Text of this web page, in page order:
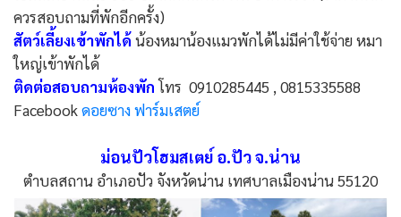
ควรสอบถามที่พักอีกครั้ง)
สัตว์เลี้ยงเข้าพักได้น้องหมาน้องแมวพักได้ไม่มีค่าใช้จ่าย หมา
ใหญ่เข้าพักได้
ติดต่อสอบถามห้องพักโทร 0910285445 , 0815335588
Facebookดอยซาง ฟาร์มเสตย์
ม่อนปัวโฮมสเตย์ อ.ปัว จ.น่าน
ตำบลสถาน อำเภอปัว จังหวัดน่าน เทศบาลเมืองน่าน 55120